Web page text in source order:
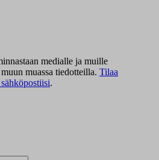
medialle ja muille
muassa tiedotteilla. Tilaa
.